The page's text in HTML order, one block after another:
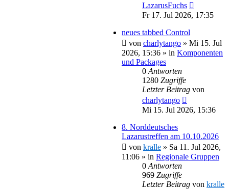
LazarusFuchs
Fr 17. Jul 2026, 17:35
neues tabbed Control
von charlytango » Mi 15. Jul
2026, 15:36 » in Komponenten
und Packages
0 Antworten
1280 Zugriffe
Letzter Beitrag von
charlytango
Mi 15. Jul 2026, 15:36
8. Norddeutsches
Lazarustreffen am 10.10.2026
von kralle » Sa 11. Jul 2026,
11:06 » in Regionale Gruppen
0 Antworten
969 Zugriffe
Letzter Beitrag von kralle